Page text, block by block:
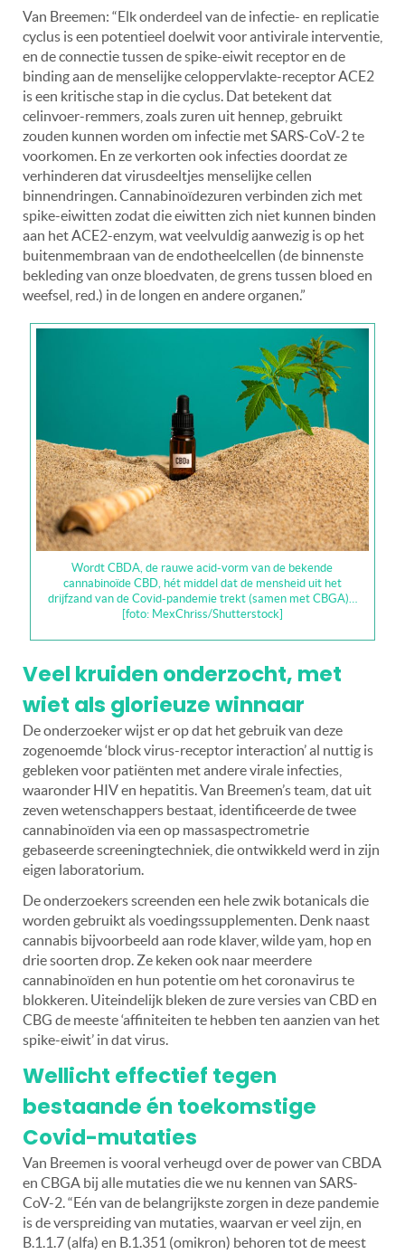
Van Breemen: “Elk onderdeel van de infectie- en replicatie
cyclus is een potentieel doelwit voor antivirale interventie,
en de connectie tussen de spike-eiwit receptor en de
binding aan de menselijke celoppervlakte-receptor ACE2
is een kritische stap in die cyclus. Dat betekent dat
celinvoer-remmers, zoals zuren uit hennep, gebruikt
zouden kunnen worden om infectie met SARS-CoV-2 te
voorkomen. En ze verkorten ook infecties doordat ze
verhinderen dat virusdeeltjes menselijke cellen
binnendringen. Cannabinoïdezuren verbinden zich met
spike-eiwitten zodat die eiwitten zich niet kunnen binden
aan het ACE2-enzym, wat veelvuldig aanwezig is op het
buitenmembraan van de endotheelcellen (de binnenste
bekleding van onze bloedvaten, de grens tussen bloed en
weefsel, red.) in de longen en andere organen.”
Wordt CBDA, de rauwe acid-vorm van de bekende
cannabinoïde CBD, hét middel dat de mensheid uit het
drijfzand van de Covid-pandemie trekt (samen met CBGA)…
[foto: MexChriss/Shutterstock]
Veel kruiden onderzocht, met
wiet als glorieuze winnaar
De onderzoeker wijst er op dat het gebruik van deze
zogenoemde ‘block virus-receptor interaction’ al nuttig is
gebleken voor patiënten met andere virale infecties,
waaronder HIV en hepatitis. Van Breemen’s team, dat uit
zeven wetenschappers bestaat, identificeerde de twee
cannabinoïden via een op massaspectrometrie
gebaseerde screeningtechniek, die ontwikkeld werd in zijn
eigen laboratorium.
De onderzoekers screenden een hele zwik botanicals die
worden gebruikt als voedingssupplementen. Denk naast
cannabis bijvoorbeeld aan rode klaver, wilde yam, hop en
drie soorten drop. Ze keken ook naar meerdere
cannabinoïden en hun potentie om het coronavirus te
blokkeren. Uiteindelijk bleken de zure versies van CBD en
CBG de meeste ‘affiniteiten te hebben ten aanzien van het
spike-eiwit’ in dat virus.
Wellicht effectief tegen
bestaande én toekomstige
Covid-mutaties
Van Breemen is vooral verheugd over de power van CBDA
en CBGA bij alle mutaties die we nu kennen van SARS-
CoV-2. “Eén van de belangrijkste zorgen in deze pandemie
is de verspreiding van mutaties, waarvan er veel zijn, en
B.1.1.7 (alfa) en B.1.351 (omikron) behoren tot de meest